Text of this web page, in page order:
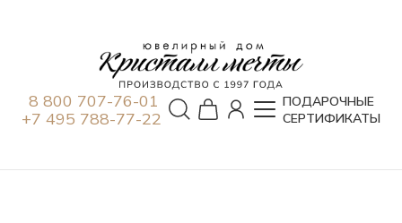
8 800 707-76-01
+7 495 788-77-22
ПОДАРОЧНЫЕ
СЕРТИФИКАТЫ